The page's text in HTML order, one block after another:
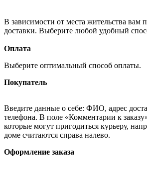
В зависимости от места жительства вам
доставки. Выберите любой удобный
Оплата
Выберите оптимальный способ оплаты.
Покупатель
Введите данные о себе: ФИО, адрес
телефона. В поле «Комментарии к
которые могут пригодиться курьеру,
доме считаются справа налево.
Оформление заказа